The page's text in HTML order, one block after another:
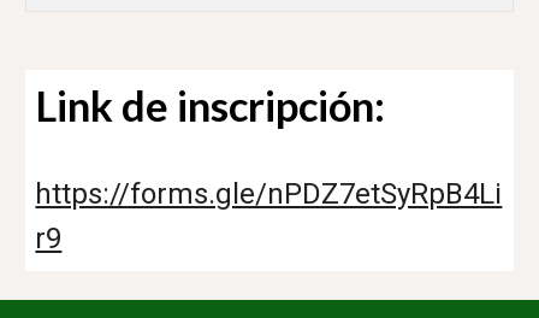
Link de inscripción:
https://forms.gle/nPDZ7etSyRpB4Li
r9